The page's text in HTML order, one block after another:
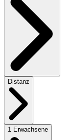
Distanz
1 Erwachsene